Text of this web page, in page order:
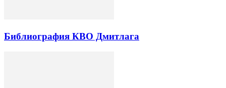
Библиография КВО Дмитлага